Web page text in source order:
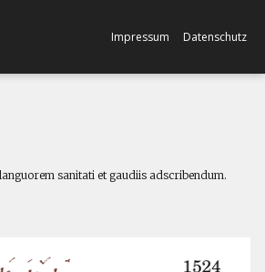
Impressum Datenschutz
sanitati et gaudiis adscribendum.